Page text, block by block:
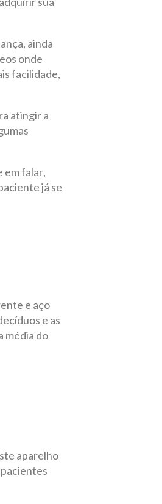
ainda
onde
facilidade,
atingir a
em falar,
já se
e aço
e as
média do
aparelho